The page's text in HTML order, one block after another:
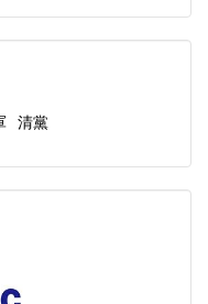
主要活動情況
育情況
等（軍事）學校情
部分陸軍師的黨務
清黨